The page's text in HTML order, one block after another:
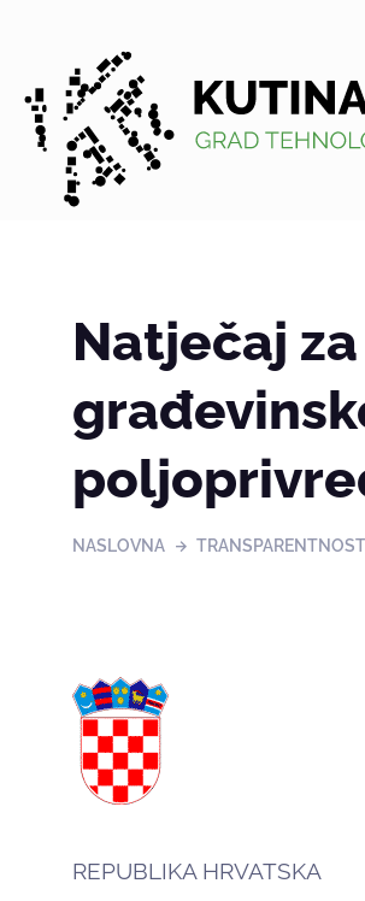
Kutina
Natječaj
NASLOVNA TRANSPARENTNOST
REPUBLIKA HRVATSKA